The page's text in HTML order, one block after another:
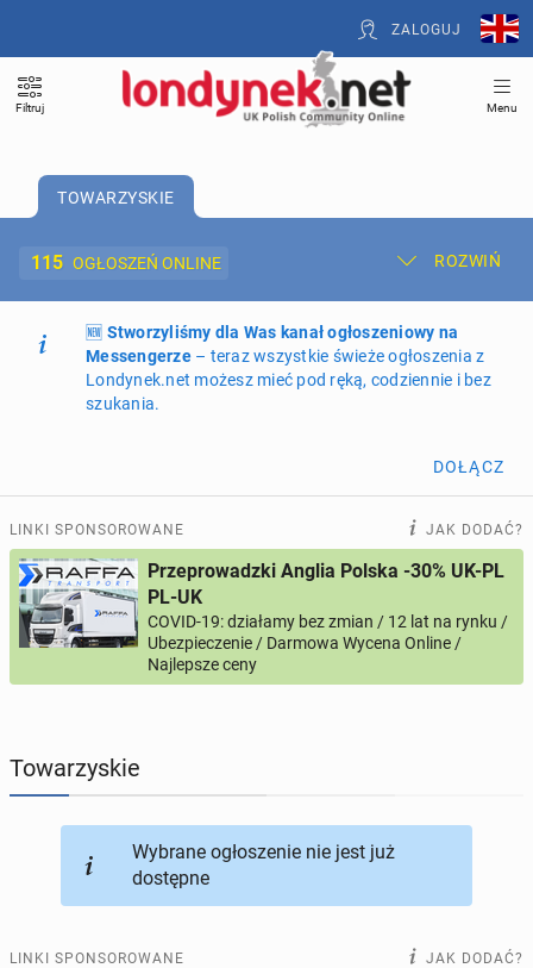
ZALOGUJ
Filtruj Menu
TOWARZYSKIE
115 OGŁOSZEŃ ONLINE ROZWIŃ
Dodaj ogłoszenie Moje ogłoszenia
Oferta i cennik ogłoszeń
ogłoszenia online
PROFILE KANDYDATÓW 288 profili online
USŁUGI 164ogłoszenia online
KUPIĘ & SPRZEDAM
🆕 Stworzyliśmy dla Was kanał ogłoszeniowy na
Messengerze– teraz wszystkie świeże ogłoszenia z
Londynek.net możesz mieć pod ręką, codziennie i bez
szukania.
DOŁĄCZ
LINKI SPONSOROWANE JAK DODAĆ?
Przeprowadzki Anglia Polska -30% UK-PL
PL-UK
COVID-19: działamy bez zmian / 12 lat na rynku /
Ubezpieczenie / Darmowa Wycena Online /
Najlepsze ceny
Towarzyskie
Wybrane ogłoszenie nie jest już
dostępne
LINKI SPONSOROWANE JAK DODAĆ?